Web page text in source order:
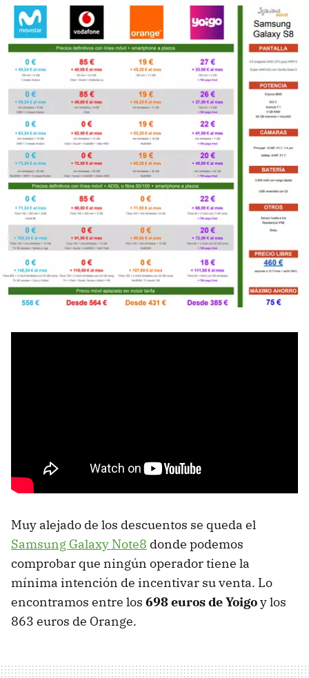
Muy alejado de los descuentos se queda el
Samsung Galaxy Note8 donde podemos
comprobar que ningún operador tiene la
mínima intención de incentivar su venta. Lo
encontramos entre los 698 euros de Yoigoy los
863 euros de Orange.